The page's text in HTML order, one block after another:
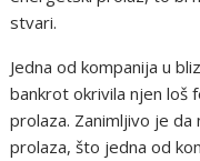
stvari.
Jedna od kompanija u
bankrot okrivila njen loš
prolaza. Zanimljivo je da
prolaza, što jedna od